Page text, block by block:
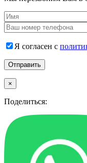
Я согласен с
×
Поделиться: